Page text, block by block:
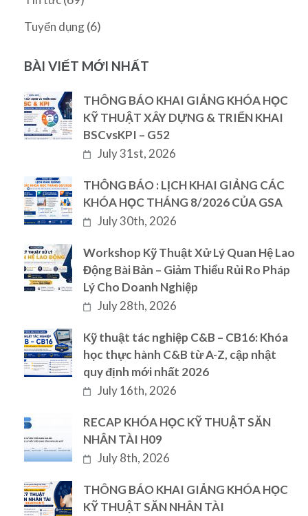
Tuyển dụng(6)
BÀI VIẾT MỚI NHẤT
THÔNG BÁO KHAI GIẢNG KHÓA HỌC
KỸ THUẬT XÂY DỰNG & TRIỂN KHAI
BSCvsKPI – G52
July 31st, 2026
THÔNG BÁO : LỊCH KHAI GIẢNG CÁC
KHÓA HỌC THÁNG 8/2026 CỦA GSA
July 30th, 2026
Workshop Kỹ Thuật Xử Lý Quan Hệ Lao
Động Bài Bản – Giảm Thiểu Rủi Ro Pháp
Lý Cho Doanh Nghiệp
July 28th, 2026
Kỹ thuật tác nghiệp C&B – CB16: Khóa
học thực hành C&B từ A-Z, cập nhật
quy định mới nhất 2026
July 16th, 2026
RECAP KHÓA HỌC KỸ THUẬT SĂN
NHÂN TÀI H09
July 8th, 2026
THÔNG BÁO KHAI GIẢNG KHÓA HỌC
KỸ THUẬT SĂN NHÂN TÀI